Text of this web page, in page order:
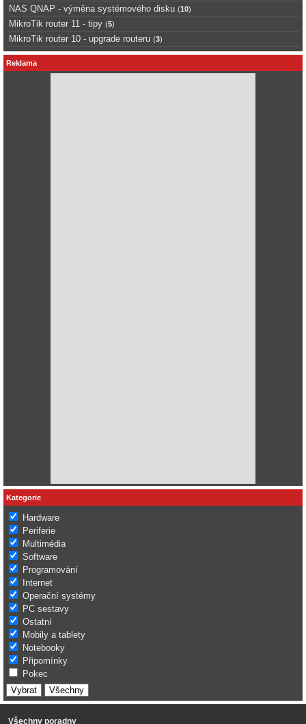
NAS QNAP - výměna systémového disku (10)
MikroTik router 11 - tipy (5)
MikroTik router 10 - upgrade routeru (3)
Reklama
Kategorie
Hardware
Periferie
Multimédia
Software
Programování
Internet
Operační systémy
PC sestavy
Ostatní
Mobily a tablety
Notebooky
Připomínky
Pokec
Všechny poradny